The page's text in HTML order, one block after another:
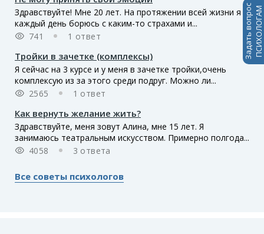
Здравствуйте! Мне 20 лет. На протяжении всей жизни я
каждый день борюсь с каким-то страхами и...
741
1 ответ
Тройки в зачетке (комплексы)
Я сейчас на 3 курсе и у меня в зачетке тройки,очень
комплексую из за этого среди подруг. Можно ли...
2565
1 ответ
Как вернуть желание жить?
Здравствуйте, меня зовут Алина, мне 15 лет. Я
занимаюсь театральным искусством. Примерно полгода...
4058
3 ответа
Все советы психологов
Задать вопросПСИХОЛОГАМ